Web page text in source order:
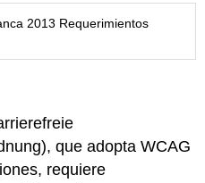
2013 Requerimientos
), que adopta WCAG
requiere